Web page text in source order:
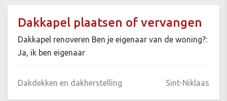
Dakkapel plaatsen of vervangen
Dakkapel renoveren Ben je eigenaar van de woning?:
Ja, ik ben eigenaar
Dakdekken en dakherstelling Sint-Niklaas